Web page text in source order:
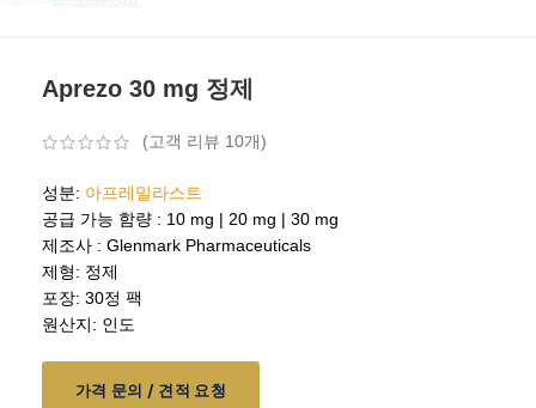
Aprezo 30 mg 정제
(고객 리뷰 10개)
성분: 아프레밀라스트
공급 가능 함량 : 10 mg | 20 mg | 30 mg
제조사 : Glenmark Pharmaceuticals
제형: 정제
포장: 30정 팩
원산지: 인도
가격 문의 / 견적 요청